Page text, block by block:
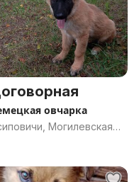
овчарка
Могилевская